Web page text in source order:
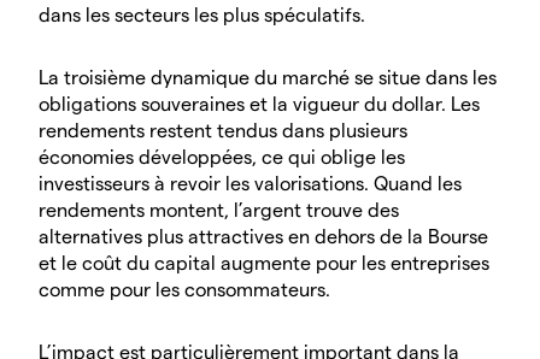
dans les secteurs les plus spéculatifs.
La troisième dynamique du marché se situe dans les
obligations souveraines et la vigueur du dollar. Les
rendements restent tendus dans plusieurs
économies développées, ce qui oblige les
investisseurs à revoir les valorisations. Quand les
rendements montent, l’argent trouve des
alternatives plus attractives en dehors de la Bourse
et le coût du capital augmente pour les entreprises
comme pour les consommateurs.
L’impact est particulièrement important dans la